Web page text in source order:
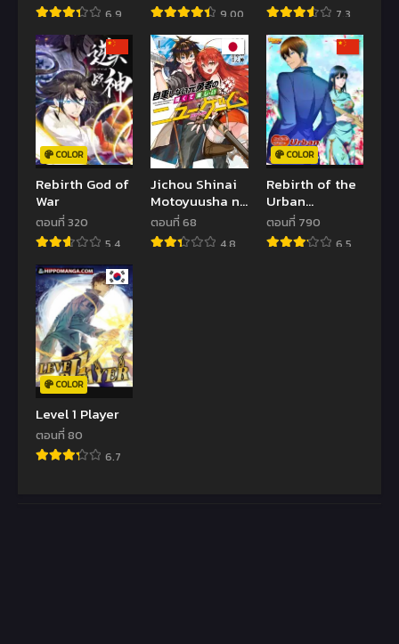
6.9 9.00 7.3
COLOR
Rebirth God of
War
ตอนที่ 320
5.4
Jichou Shinai
Motoyuusha no
Tsuyokute
Tanoshii New
Game
ตอนที่ 68
4.8
COLOR
Rebirth of the
Urban
Immortal
Cultivator
ตอนที่ 790
6.5
COLOR
Level 1 Player
ตอนที่ 80
6.7